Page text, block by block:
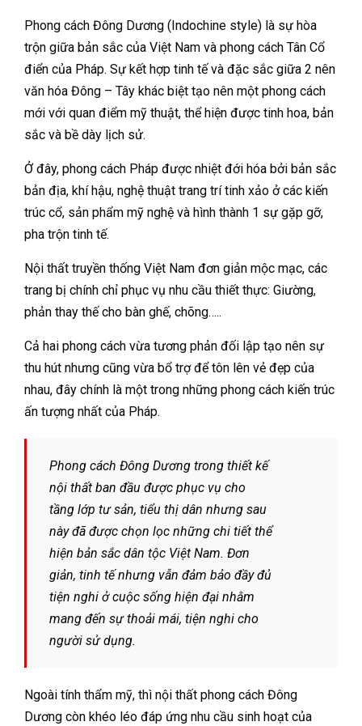
Phong cách Đông Dương (Indochine style) là sự hòa
trộn giữa bản sắc của Việt Nam và phong cách Tân Cổ
điển của Pháp. Sự kết hợp tinh tế và đặc sắc giữa 2 nên
văn hóa Đông – Tây khác biệt tạo nên một phong cách
mới với quan điểm mỹ thuật, thể hiện được tinh hoa, bản
sắc và bề dày lịch sử.
Ở đây, phong cách Pháp được nhiệt đới hóa bởi bản sắc
bản địa, khí hậu, nghệ thuật trang trí tinh xảo ở các kiến
trúc cổ, sản phẩm mỹ nghệ và hình thành 1 sự gặp gỡ,
pha trộn tinh tế.
Nội thất truyền thống Việt Nam đơn giản mộc mạc, các
trang bị chính chỉ phục vụ nhu cầu thiết thực: Giường,
phản thay thế cho bàn ghế, chõng…..
Cả hai phong cách vừa tương phản đối lập tạo nên sự
thu hút nhưng cũng vừa bổ trợ để tôn lên vẻ đẹp của
nhau, đây chính là một trong những phong cách kiến trúc
ấn tượng nhất của Pháp.
Phong cách Đông Dương trong thiết kế
nội thất ban đầu được phục vụ cho
tầng lớp tư sản, tiểu thị dân nhưng sau
này đã được chọn lọc những chi tiết thể
hiện bản sắc dân tộc Việt Nam. Đơn
giản, tinh tế nhưng vẫn đảm bảo đầy đủ
tiện nghi ở cuộc sống hiện đại nhằm
mang đến sự thoải mái, tiện nghi cho
người sử dụng.
Ngoài tính thẩm mỹ, thì nội thất phong cách Đông
Dương còn khéo léo đáp ứng nhu cầu sinh hoạt của